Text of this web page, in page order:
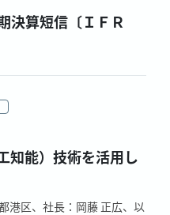
決算短信〔ＩＦＲ
知能）技術を活用し
港区、社長：岡藤 正広、以